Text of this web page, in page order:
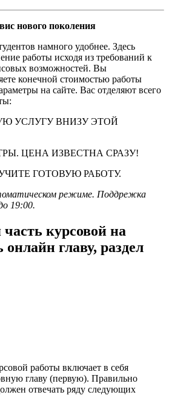
нового поколения
намного удобнее. Здесь
работы исходя из требований к
возможностей. Вы
конечной стоимостью работы
на сайте. Вас отделяют всего
УСЛУГУ ВНИЗУ ЭТОЙ
ЦЕНА ИЗВЕСТНА СРАЗУ!
ГОТОВУЮ РАБОТУ.
режиме. Поддрежка
19:00.
курсовой на
онлайн главу, раздел
работы включает в себя
главу (первую). Правильно
отвечать ряду следующих